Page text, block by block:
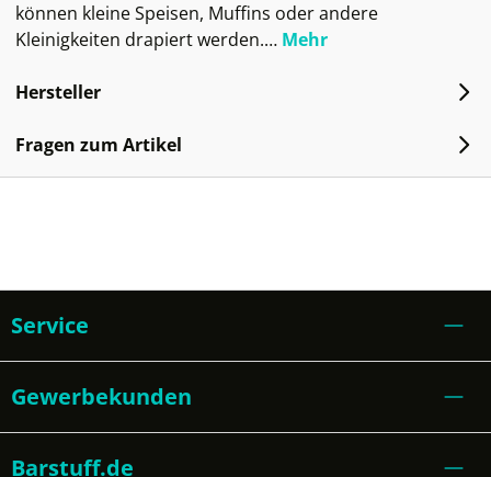
können kleine Speisen, Muffins oder andere
Kleinigkeiten drapiert werden.… Mehr
Hersteller
Fragen zum Artikel
Service
Gewerbekunden
Barstuff.de